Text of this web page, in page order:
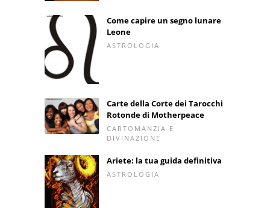
Come capire un segno lunare
Leone
ASTROLOGIA
Carte della Corte dei Tarocchi
Rotonde di Motherpeace
CARTOMANZIA E
DIVINAZIONE
Ariete: la tua guida definitiva
ASTROLOGIA